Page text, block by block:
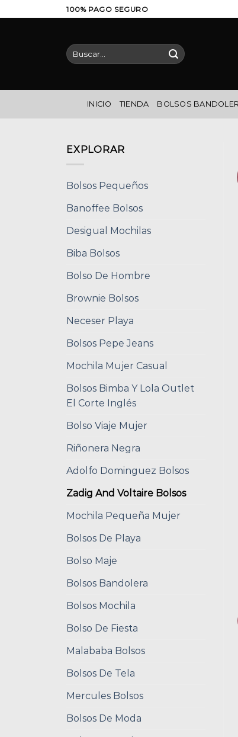
al
100% PAGO SEGURO
Buscar
por:
INICIO TIENDA BOLSOS
EXPLORAR
Bolsos Pequeños
Banoffee Bolsos
Desigual Mochilas
Biba Bolsos
Bolso De Hombre
Brownie Bolsos
Neceser Playa
Bolsos Pepe Jeans
Mochila Mujer Casual
Bolsos Bimba Y Lola Outlet
El Corte Inglés
Bolso Viaje Mujer
Riñonera Negra
Adolfo Dominguez Bolsos
Zadig And Voltaire Bolsos
Mochila Pequeña Mujer
Bolsos De Playa
Bolso Maje
Bolsos Bandolera
Bolsos Mochila
Bolso De Fiesta
Malababa Bolsos
Bolsos De Tela
Mercules Bolsos
Bolsos De Moda